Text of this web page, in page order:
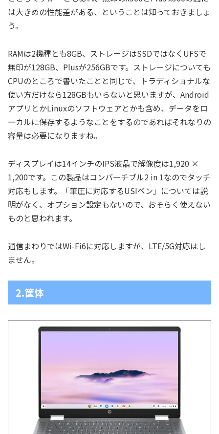
は大きめの性能差がある、ということは知っておきましょ
う。
RAMは2機種とも8GB、ストレージはSSDではなくUFSで
無印が128GB、Plusが256GBです。ストレージについても
CPUのところで書いたことと同じで、トラディショナルな
使い方だけなら128GBもいらないと思いますが、Android
アプリとかLinuxのソフトウェアとかも含め、データをロ
ーカルに保存するようなことをするのであればそれなりの
容量は必要になりますね。
ディスプレイは14インチのIPS液晶で解像度は1,920 ×
1,200です。この製品はコンバーチブル2 in 1なのでタッチ
対応もします。「筆圧に対応するUSIペン」については説
明がなく、オプション設定もないので、おそらく使えない
ものと思われます。
通信まわりではWi-Fi6に対応しますが、LTE/5G対応はし
ません。
2.筐体